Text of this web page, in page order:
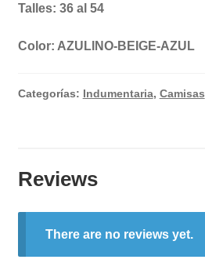
Talles: 36 al 54
Color: AZULINO-BEIGE-AZUL
Categorías: Indumentaria, Camisas
Reviews
There are no reviews yet.